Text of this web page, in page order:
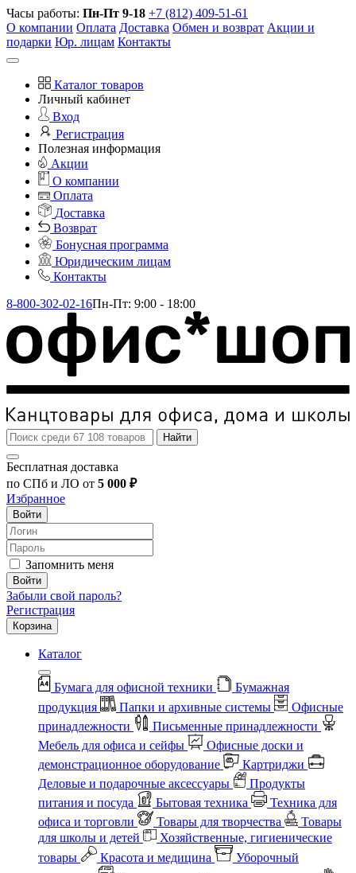
Часы работы: Пн-Пт 9-18 +7 (812) 409-51-61
О компании Оплата Доставка Обмен и возврат Акции и
подарки Юр. лицам Контакты
Каталог товаров
Личный кабинет
Вход
Регистрация
Полезная информация
Акции
О компании
Оплата
Доставка
Возврат
Бонусная программа
Юридическим лицам
Контакты
8-800-302-02-16Пн-Пт: 9:00 - 18:00
Найти
Бесплатная доставка
по СПб и ЛО от 5 000 ₽
Избранное
Войти
Запомнить меня
Войти
Забыли свой пароль?
Регистрация
Корзина
Каталог
Бумага для офисной техники
Бумажная
продукция
Папки и архивные системы
Офисные
принадлежности
Письменные принадлежности
Мебель для офиса и сейфы
Офисные доски и
демонстрационное оборудование
Картриджи
Деловые и подарочные аксессуары
Продукты
питания и посуда
Бытовая техника
Техника для
офиса и торговли
Товары для творчества
Товары
для школы и детей
Хозяйственные, гигиенические
товары
Красота и медицина
Уборочный